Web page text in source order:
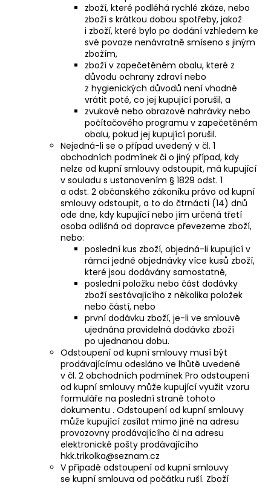
zboží, které podléhá rychlé zkáze, nebo
zboží s krátkou dobou spotřeby, jakož
i zboží, které bylo po dodání vzhledem ke
své povaze nenávratně smíseno s jiným
zbožím,
zboží v zapečetěném obalu, které z
důvodu ochrany zdraví nebo
z hygienických důvodů není vhodné
vrátit poté, co jej kupující porušil, a
zvukové nebo obrazové nahrávky nebo
počítačového programu v zapečetěném
obalu, pokud jej kupující porušil.
Nejedná-li se o případ uvedený v čl. 1
obchodních podmínek či o jiný případ, kdy
nelze od kupní smlouvy odstoupit, má kupující
v souladu s ustanovením § 1829 odst. 1
a odst. 2 občanského zákoníku právo od kupní
smlouvy odstoupit, a to do čtrnácti (14) dnů
ode dne, kdy kupující nebo jím určená třetí
osoba odlišná od dopravce převezeme zboží,
nebo:
poslední kus zboží, objedná-li kupující v
rámci jedné objednávky více kusů zboží,
které jsou dodávány samostatně,
poslední položku nebo část dodávky
zboží sestávajícího z několika položek
nebo částí, nebo
první dodávku zboží, je-li ve smlouvě
ujednána pravidelná dodávka zboží
po ujednanou dobu.
Odstoupení od kupní smlouvy musí být
prodávajícímu odesláno ve lhůtě uvedené
v čl. 2 obchodních podmínek Pro odstoupení
od kupní smlouvy může kupující využit vzoru
formuláře na poslední straně tohoto
dokumentu . Odstoupení od kupní smlouvy
může kupující zasílat mimo jiné na adresu
provozovny prodávajícího či na adresu
elektronické pošty prodávajícího
hkk.trikolka@seznam.cz
V případě odstoupení od kupní smlouvy
se kupní smlouva od počátku ruší. Zboží